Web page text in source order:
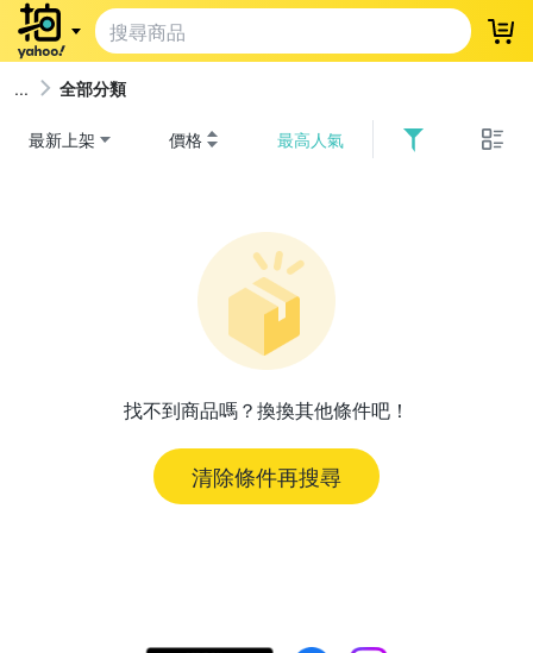
登
全部分類
最新上架 價格 最高人氣
找不到商品嗎？換換其他條件吧！
清除條件再搜尋